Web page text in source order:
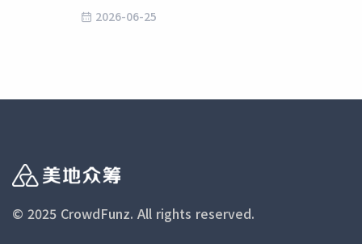
2026-06-25
© 2025 CrowdFunz. All rights reserved.